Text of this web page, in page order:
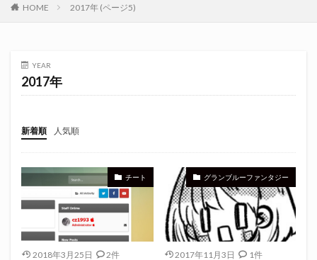
HOME 2017年 (ページ5)
YEAR
2017年
新着順 人気順
チート
2018年3月25日 2件
グランブルーファンタジー
2017年11月3日 1件